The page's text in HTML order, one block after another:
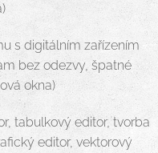
s digitálním zařízením
bez odezvy, špatné
okna)
tabulkový editor, tvorba
editor, vektorový